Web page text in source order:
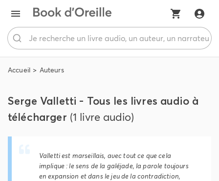
Accueil Auteurs
Serge Valletti - Tous les livres audio à
télécharger (1 livre audio)
Valletti est marseillais, avec tout ce que cela
implique : le sens de la galéjade, la parole toujours
en expansion et dans le jeu de la contradiction,